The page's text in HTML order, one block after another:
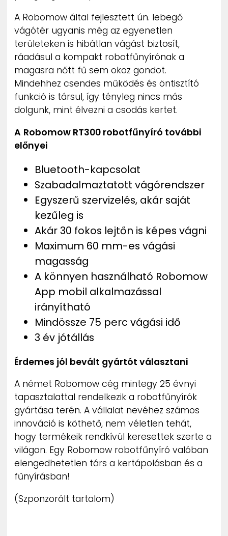
A Robomow által fejlesztett ún. lebegő
vágótér ugyanis még az egyenetlen
területeken is hibátlan vágást biztosít,
ráadásul a kompakt robotfűnyírónak a
magasra nőtt fű sem okoz gondot.
Mindehhez csendes működés és öntisztító
funkció is társul, így tényleg nincs más
dolgunk, mint élvezni a csodás kertet.
A Robomow RT300 robotfűnyíró további
előnyei
Bluetooth-kapcsolat
Szabadalmaztatott vágórendszer
Egyszerű szervizelés, akár saját
kezűleg is
Akár 30 fokos lejtőn is képes vágni
Maximum 60 mm-es vágási
magasság
A könnyen használható Robomow
App mobil alkalmazással
irányítható
Mindössze 75 perc vágási idő
3 év jótállás
Érdemes jól bevált gyártót választani
A német Robomow cég mintegy 25 évnyi
tapasztalattal rendelkezik a robotfűnyírók
gyártása terén. A vállalat nevéhez számos
innováció is köthető, nem véletlen tehát,
hogy termékeik rendkívül keresettek szerte a
világon. Egy Robomow robotfűnyíró valóban
elengedhetetlen társ a kertápolásban és a
fűnyírásban!
(Szponzorált tartalom)